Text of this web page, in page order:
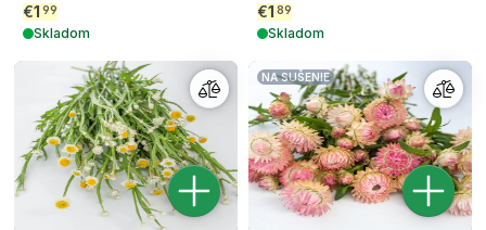
€1 99
Skladom
€1 89
Skladom
NA SUŠENIE